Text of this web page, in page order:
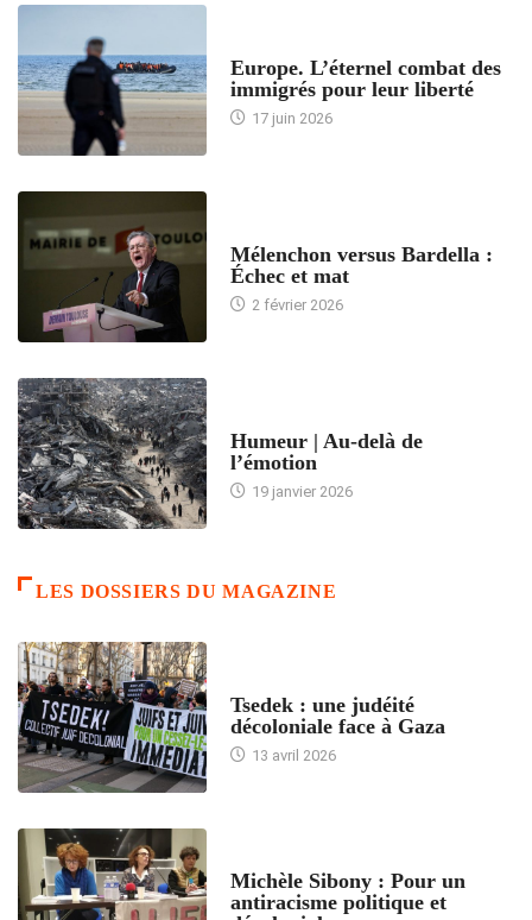
Europe. L’éternel combat des
immigrés pour leur liberté
17 juin 2026
Mélenchon versus Bardella :
Échec et mat
2 février 2026
Humeur | Au-delà de
l’émotion
19 janvier 2026
LES DOSSIERS DU MAGAZINE
Tsedek : une judéité
décoloniale face à Gaza
13 avril 2026
Michèle Sibony : Pour un
antiracisme politique et